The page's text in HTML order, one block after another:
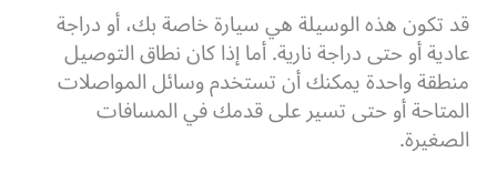
قد تكون هذه الوسيلة هي سيارة خاصة بك، أو دراجة
عادية أو حتى دراجة نارية. أما إذا كان نطاق التوصيل
منطقة واحدة يمكنك أن تستخدم وسائل المواصلات
المتاحة أو حتى تسير على قدمك في المسافات
الصغيرة.